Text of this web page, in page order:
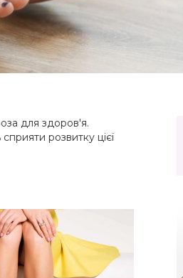
для здоров'я.
розвитку цієї